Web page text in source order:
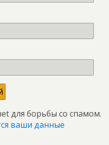
для борьбы со спамом.
ваши данные